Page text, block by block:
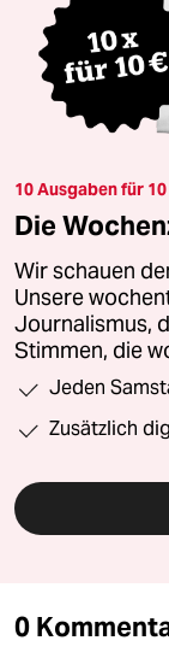
10 Ausgaben für
Die
Wir schauen
Unsere
Journalismus,
Stimmen, die
Jeden
Zusätzlich
0